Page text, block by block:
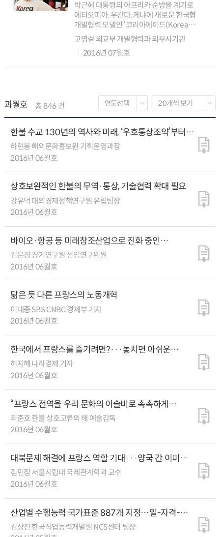
박근혜 대통령의 아프리카 순방을 계기로
에티오피아, 우간다, 케냐에 새로운 한국형
개발협력 모델인 ‘코리아에이드(Korea
Aid)’가 출범했다. 코리아에이드는 수원국의
소외계층을 찾아가 보건을 중심으로 음식,
문화 등의 복합서비스를 제공하는 것을
고영걸 외교부 개발협력과 외무서기관
2016년 07월호
과월호 총 846 건
한불 수교 130년의 역사와 미래, ‘우호통상조약’부터
‘상호교류의 해’까지
하현봉 해외문화홍보원 기획운영과장
2016년 06월호
상호보완적인 한불의 무역·통상, 기술협력 확대 필요
강유덕 대외경제정책연구원 유럽팀장
2016년 06월호
바이오·항공 등 미래창조산업으로 진화 중인
한불산업협력
김은경 경기연구원 선임연구위원
2016년 06월호
닮은 듯 다른 프랑스의 노동개혁
이대종 SBS CNBC 경제부 기자
2016년 06월호
한국에서 프랑스를 즐기려면?···놓치면 아쉬운
행사들
허지혜 나라경제 기자
2016년 06월호
“프랑스 전역을 우리 문화의 이슬비로 촉촉하게
적셨다”
최준호 한불 상호교류의 해 예술감독
2016년 06월호
대북문제 해결에 프랑스 역할 기대···양국 간 이미지
제고 강화돼야
김민정 서울시립대 국제관계학과 교수
2016년 06월호
산업별 수행능력 국가표준 887개 지정…일-자격-
교육-고용 선순환 노린다
김상진 한국직업능력개발원 NCS센터 팀장